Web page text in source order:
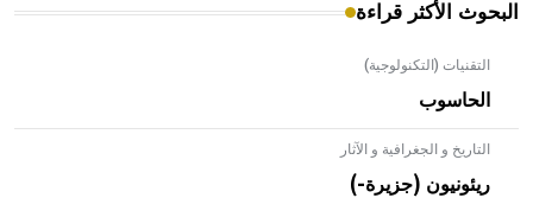
البحوث الأكثر قراءة
التقنيات (التكنولوجية)
الحاسوب
التاريخ و الجغرافية و الآثار
ريئونيون (جزيرة-)